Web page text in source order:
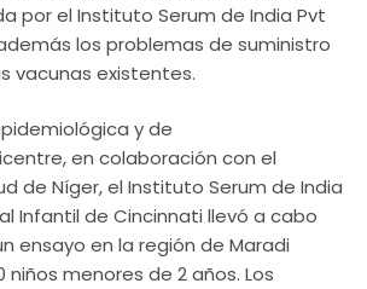
por el Instituto Serum de India Pvt
los problemas de suministro
vacunas existentes.
y de
en colaboración con el
de Níger, el Instituto Serum de India
Infantil de Cincinnati llevó a cabo
ensayo en la región de Maradi
niños menores de 2 años. Los